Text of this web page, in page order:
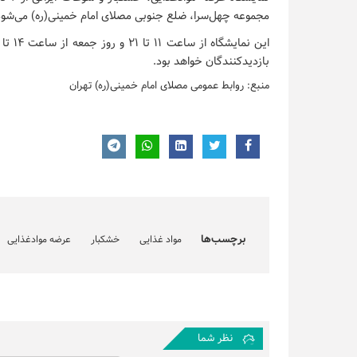
مجموعه چهل‌سرا، ضلع جنوبی مصلای امام خمینی(ره)
بازدیدکنندگان خواهد بود.
منبع: روابط عمومی مصلای امام خمینی(ره) تهران
برچسب‌ها مواد غذایی خشکبار عرضه موادغذایی
نظر شما